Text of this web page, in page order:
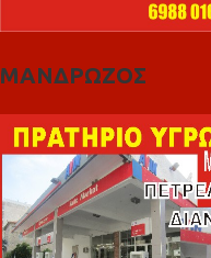
ΜΑΝΔΡΩΖΟΣ